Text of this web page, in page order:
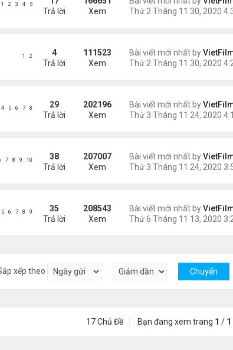
Trả lời
Xem
1 2 3 4 5
Bài viết mới nhất by
4
Trả lời
111523
Xem
1 2
Bài viết mới nhất by
29
Trả lời
202196
Xem
4 5 6 7 8
Bài viết mới nhất by
38
Trả lời
207007
Xem
7 8 9 10
Bài viết mới nhất by
35
Trả lời
208543
Xem
5 6 7 8 9
xếp theo
17 Chủ Đề Bạn đang xem trang 1 / 1